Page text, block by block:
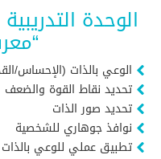
الوحدة
الوعي بالذات (الإحساس/
تحديد نقاط القوة والضعف
تحديد صور الذات
نوافذ جوهاري للشخصية
تطبيق عملي للوعي بالذات